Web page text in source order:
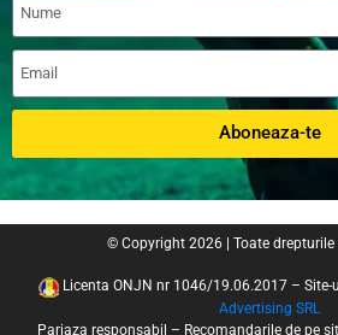
Aboneaza-te
© Copyright 2026 | Toate drepturile
Licenta ONJN nr 1046/19.06.2017 – Site-
Advertising SRL
Pariaza responsabil – Recomandarile de pe